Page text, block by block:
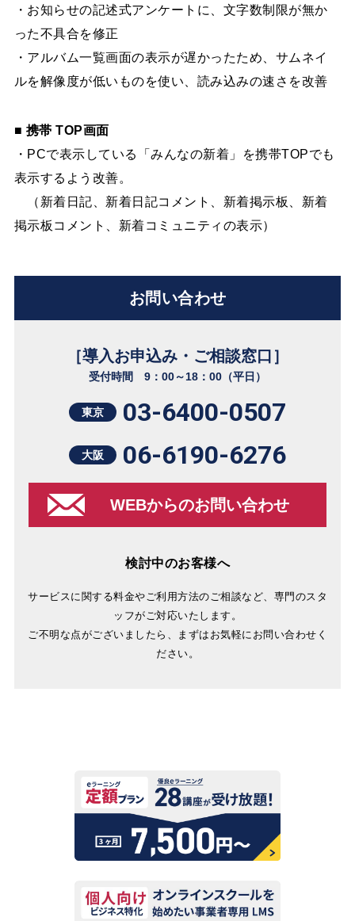
・お知らせの記述式アンケートに、文字数制限が無か
った不具合を修正
・アルバム一覧画面の表示が遅かったため、サムネイ
ルを解像度が低いものを使い、読み込みの速さを改善
■ 携帯 TOP画面
・PCで表示している「みんなの新着」を携帯TOPでも
表示するよう改善。
（新着日記、新着日記コメント、新着掲示板、新着
掲示板コメント、新着コミュニティの表示）
お問い合わせ
［導入お申込み・ご相談窓口］
受付時間 9：00～18：00（平日）
東京 03-6400-0507
大阪 06-6190-6276
WEBからのお問い合わせ
検討中のお客様へ
サービスに関する料金やご利用方法のご相談など、専門のスタ
ッフがご対応いたします。
ご不明な点がございましたら、まずはお気軽にお問い合わせく
ださい。